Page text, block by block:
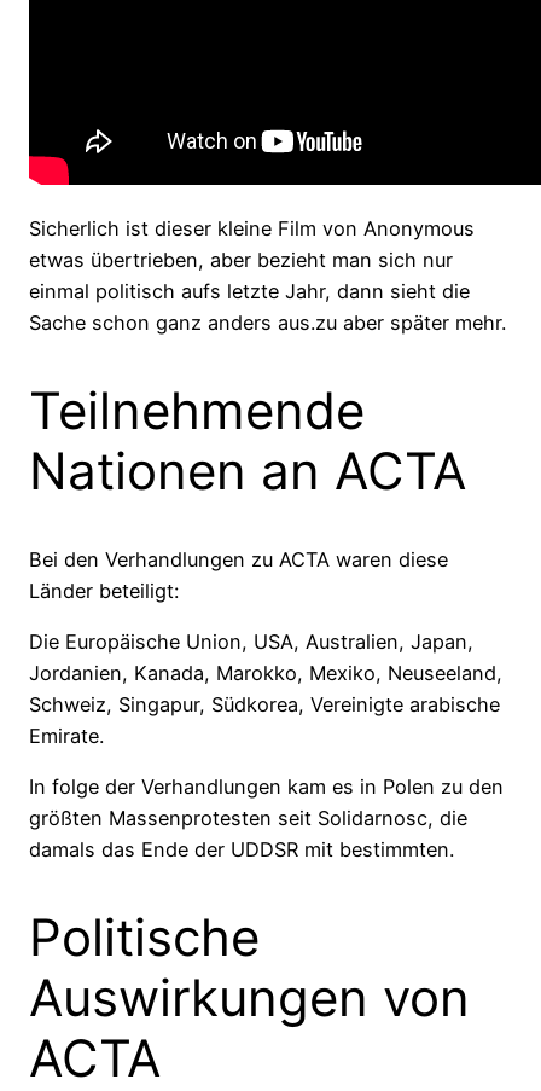
Sicherlich ist dieser kleine Film von Anonymous
etwas übertrieben, aber bezieht man sich nur
einmal politisch aufs letzte Jahr, dann sieht die
Sache schon ganz anders aus.zu aber später mehr.
Teilnehmende
Nationen an ACTA
Bei den Verhandlungen zu ACTA waren diese
Länder beteiligt:
Die Europäische Union, USA, Australien, Japan,
Jordanien, Kanada, Marokko, Mexiko, Neuseeland,
Schweiz, Singapur, Südkorea, Vereinigte arabische
Emirate.
In folge der Verhandlungen kam es in Polen zu den
größten Massenprotesten seit Solidarnosc, die
damals das Ende der UDDSR mit bestimmten.
Politische
Auswirkungen von
ACTA